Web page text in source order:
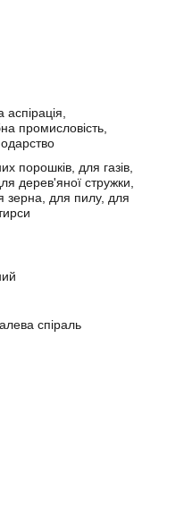
промисловість,
порошків, для газів,
дерев'яної стружки,
зерна, для пилу, для
спіраль